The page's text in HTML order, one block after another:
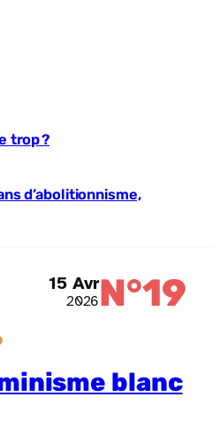
trop ?
d’abolitionnisme,
blanc
15 Avr
2026N°19